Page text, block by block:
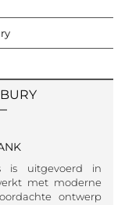
is uitgevoerd in
met moderne
ontwerp